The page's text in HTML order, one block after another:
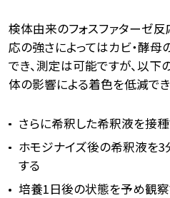
検体由来のフォスファターゼ
応の強さによってはカビ・酵
でき、測定は可能ですが、以下
体の影響による着色を低減で
さらに希釈した希釈液を接
ホモジナイズ後の希釈液を3
する
培養1日後の状態を予め観察